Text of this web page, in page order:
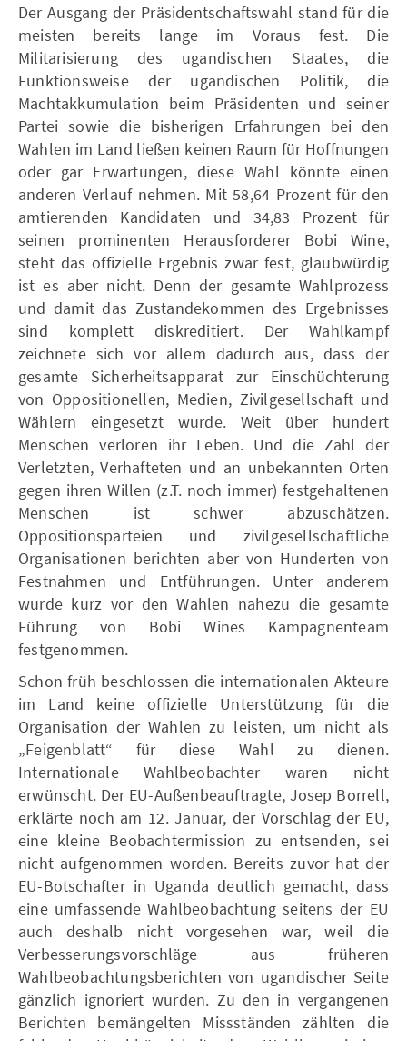
Der Ausgang der Präsidentschaftswahl stand für die
meisten bereits lange im Voraus fest. Die
Militarisierung des ugandischen Staates, die
Funktionsweise der ugandischen Politik, die
Machtakkumulation beim Präsidenten und seiner
Partei sowie die bisherigen Erfahrungen bei den
Wahlen im Land ließen keinen Raum für Hoffnungen
oder gar Erwartungen, diese Wahl könnte einen
anderen Verlauf nehmen. Mit 58,64 Prozent für den
amtierenden Kandidaten und 34,83 Prozent für
seinen prominenten Herausforderer Bobi Wine,
steht das offizielle Ergebnis zwar fest, glaubwürdig
ist es aber nicht. Denn der gesamte Wahlprozess
und damit das Zustandekommen des Ergebnisses
sind komplett diskreditiert. Der Wahlkampf
zeichnete sich vor allem dadurch aus, dass der
gesamte Sicherheitsapparat zur Einschüchterung
von Oppositionellen, Medien, Zivilgesellschaft und
Wählern eingesetzt wurde. Weit über hundert
Menschen verloren ihr Leben. Und die Zahl der
Verletzten, Verhafteten und an unbekannten Orten
gegen ihren Willen (z.T. noch immer) festgehaltenen
Menschen ist schwer abzuschätzen.
Oppositionsparteien und zivilgesellschaftliche
Organisationen berichten aber von Hunderten von
Festnahmen und Entführungen. Unter anderem
wurde kurz vor den Wahlen nahezu die gesamte
Führung von Bobi Wines Kampagnenteam
festgenommen.
Schon früh beschlossen die internationalen Akteure
im Land keine offizielle Unterstützung für die
Organisation der Wahlen zu leisten, um nicht als
„Feigenblatt“ für diese Wahl zu dienen.
Internationale Wahlbeobachter waren nicht
erwünscht. Der EU-Außenbeauftragte, Josep Borrell,
erklärte noch am 12. Januar, der Vorschlag der EU,
eine kleine Beobachtermission zu entsenden, sei
nicht aufgenommen worden. Bereits zuvor hat der
EU-Botschafter in Uganda deutlich gemacht, dass
eine umfassende Wahlbeobachtung seitens der EU
auch deshalb nicht vorgesehen war, weil die
Verbesserungsvorschläge aus früheren
Wahlbeobachtungsberichten von ugandischer Seite
gänzlich ignoriert wurden. Zu den in vergangenen
Berichten bemängelten Missständen zählten die